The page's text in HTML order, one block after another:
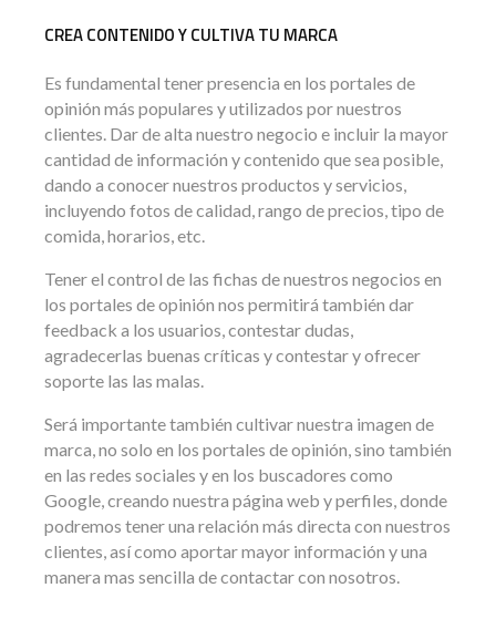
CREA CONTENIDO Y CULTIVA TU MARCA
Es fundamental tener presencia en los portales de
opinión más populares y utilizados por nuestros
clientes. Dar de alta nuestro negocio e incluir la mayor
cantidad de información y contenido que sea posible,
dando a conocer nuestros productos y servicios,
incluyendo fotos de calidad, rango de precios, tipo de
comida, horarios, etc.
Tener el control de las fichas de nuestros negocios en
los portales de opinión nos permitirá también dar
feedback a los usuarios, contestar dudas,
agradecerlas buenas críticas y contestar y ofrecer
soporte las las malas.
Será importante también cultivar nuestra imagen de
marca, no solo en los portales de opinión, sino también
en las redes sociales y en los buscadores como
Google, creando nuestra página web y perfiles, donde
podremos tener una relación más directa con nuestros
clientes, así como aportar mayor información y una
manera mas sencilla de contactar con nosotros.